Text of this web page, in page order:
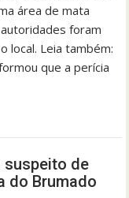
área de mata
foram
local. Leia também:
que a perícia
suspeito de
do Brumado